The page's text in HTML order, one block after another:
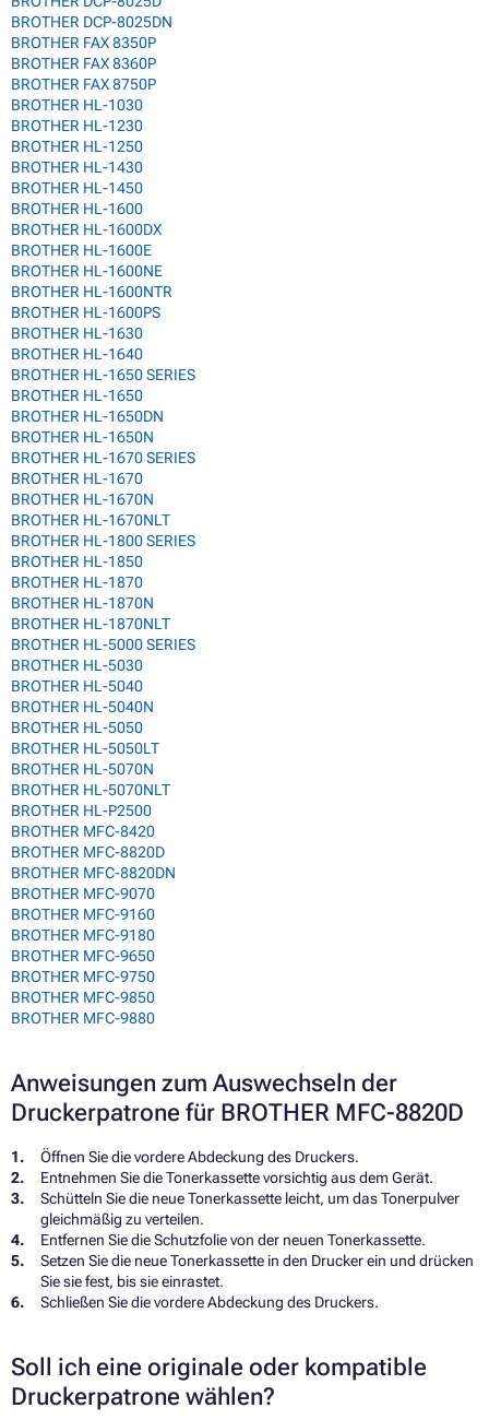
BROTHER DCP-8025DN
BROTHER FAX 8350P
BROTHER FAX 8360P
BROTHER FAX 8750P
BROTHER HL-1030
BROTHER HL-1230
BROTHER HL-1250
BROTHER HL-1430
BROTHER HL-1450
BROTHER HL-1600
BROTHER HL-1600DX
BROTHER HL-1600E
BROTHER HL-1600NE
BROTHER HL-1600NTR
BROTHER HL-1600PS
BROTHER HL-1630
BROTHER HL-1640
BROTHER HL-1650 SERIES
BROTHER HL-1650
BROTHER HL-1650DN
BROTHER HL-1650N
BROTHER HL-1670 SERIES
BROTHER HL-1670
BROTHER HL-1670N
BROTHER HL-1670NLT
BROTHER HL-1800 SERIES
BROTHER HL-1850
BROTHER HL-1870
BROTHER HL-1870N
BROTHER HL-1870NLT
BROTHER HL-5000 SERIES
BROTHER HL-5030
BROTHER HL-5040
BROTHER HL-5040N
BROTHER HL-5050
BROTHER HL-5050LT
BROTHER HL-5070N
BROTHER HL-5070NLT
BROTHER HL-P2500
BROTHER MFC-8420
BROTHER MFC-8820D
BROTHER MFC-8820DN
BROTHER MFC-9070
BROTHER MFC-9160
BROTHER MFC-9180
BROTHER MFC-9650
BROTHER MFC-9750
BROTHER MFC-9850
BROTHER MFC-9880
Anweisungen zum Auswechseln der
Druckerpatrone für BROTHER MFC-8820D
Öffnen Sie die vordere Abdeckung des Druckers.
Entnehmen Sie die Tonerkassette vorsichtig aus dem Gerät.
Schütteln Sie die neue Tonerkassette leicht, um das Tonerpulver
gleichmäßig zu verteilen.
Entfernen Sie die Schutzfolie von der neuen Tonerkassette.
Setzen Sie die neue Tonerkassette in den Drucker ein und drücken
Sie sie fest, bis sie einrastet.
Schließen Sie die vordere Abdeckung des Druckers.
Soll ich eine originale oder kompatible
Druckerpatrone wählen?